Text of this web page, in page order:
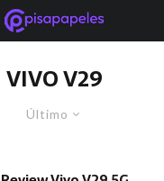
VIVO V29
Último